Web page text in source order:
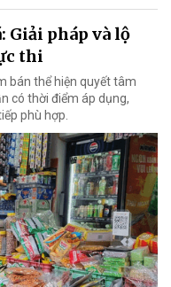
Giải pháp và lộ
thi
bán thể hiện quyết tâm
có thời điểm áp dụng,
phù hợp.